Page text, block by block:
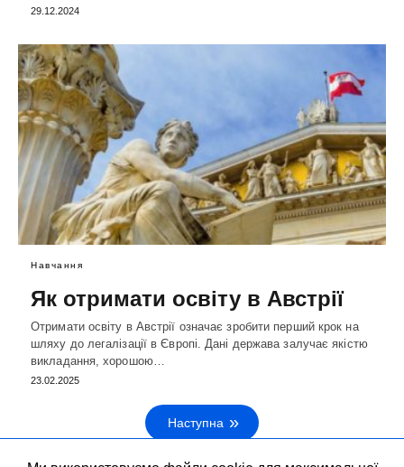
29.12.2024
Навчання
Як отримати освіту в Австрії
Отримати освіту в Австрії означає зробити перший крок на
шляху до легалізації в Європі. Дані держава залучає якістю
викладання, хорошою…
23.02.2025
Наступна